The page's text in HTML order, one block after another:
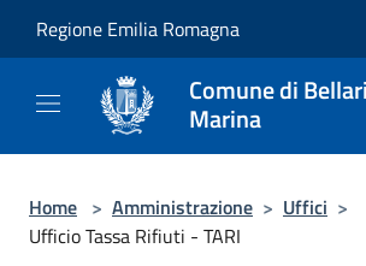
Regione Emilia Romagna
Comune di
Marina
Home > Amministrazione > Uffici >
Ufficio Tassa Rifiuti - TARI